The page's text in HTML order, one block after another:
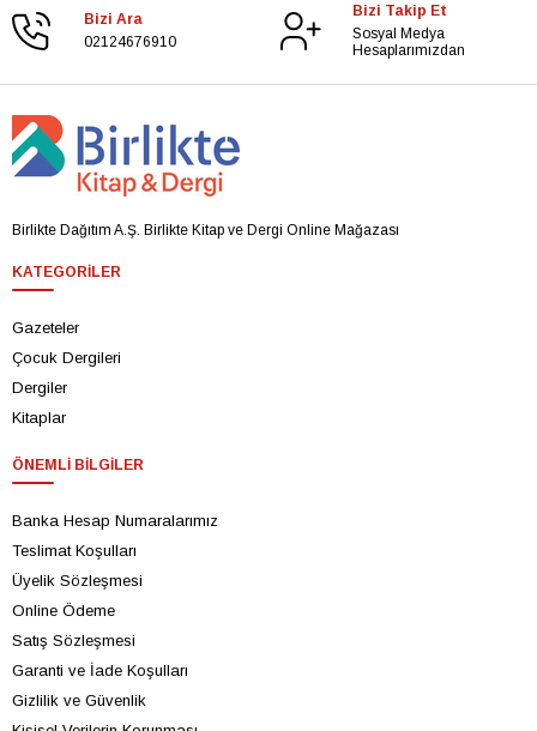
Bizi Ara
02124676910
Bizi Takip Et
Sosyal Medya
Hesaplarımızdan
Birlikte Dağıtım A.Ş. Birlikte Kitap ve Dergi Online Mağazası
KATEGORILER
Gazeteler
Çocuk Dergileri
Dergiler
Kitaplar
ÖNEMLI BILGILER
Banka Hesap Numaralarımız
Teslimat Koşulları
Üyelik Sözleşmesi
Online Ödeme
Satış Sözleşmesi
Garanti ve İade Koşulları
Gizlilik ve Güvenlik